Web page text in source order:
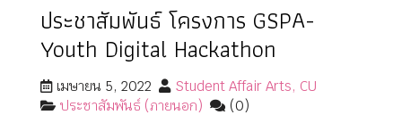
ประชาสัมพันธ์ โครงการ GSPA-
Youth Digital Hackathon
เมษายน 5, 2022
Student Affair Arts, CU
ประชาสัมพันธ์ (ภายนอก)
(0)